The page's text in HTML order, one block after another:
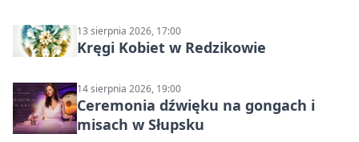
13 sierpnia 2026, 17:00
Kręgi Kobiet w Redzikowie
14 sierpnia 2026, 19:00
Ceremonia dźwięku na gongach i
misach w Słupsku